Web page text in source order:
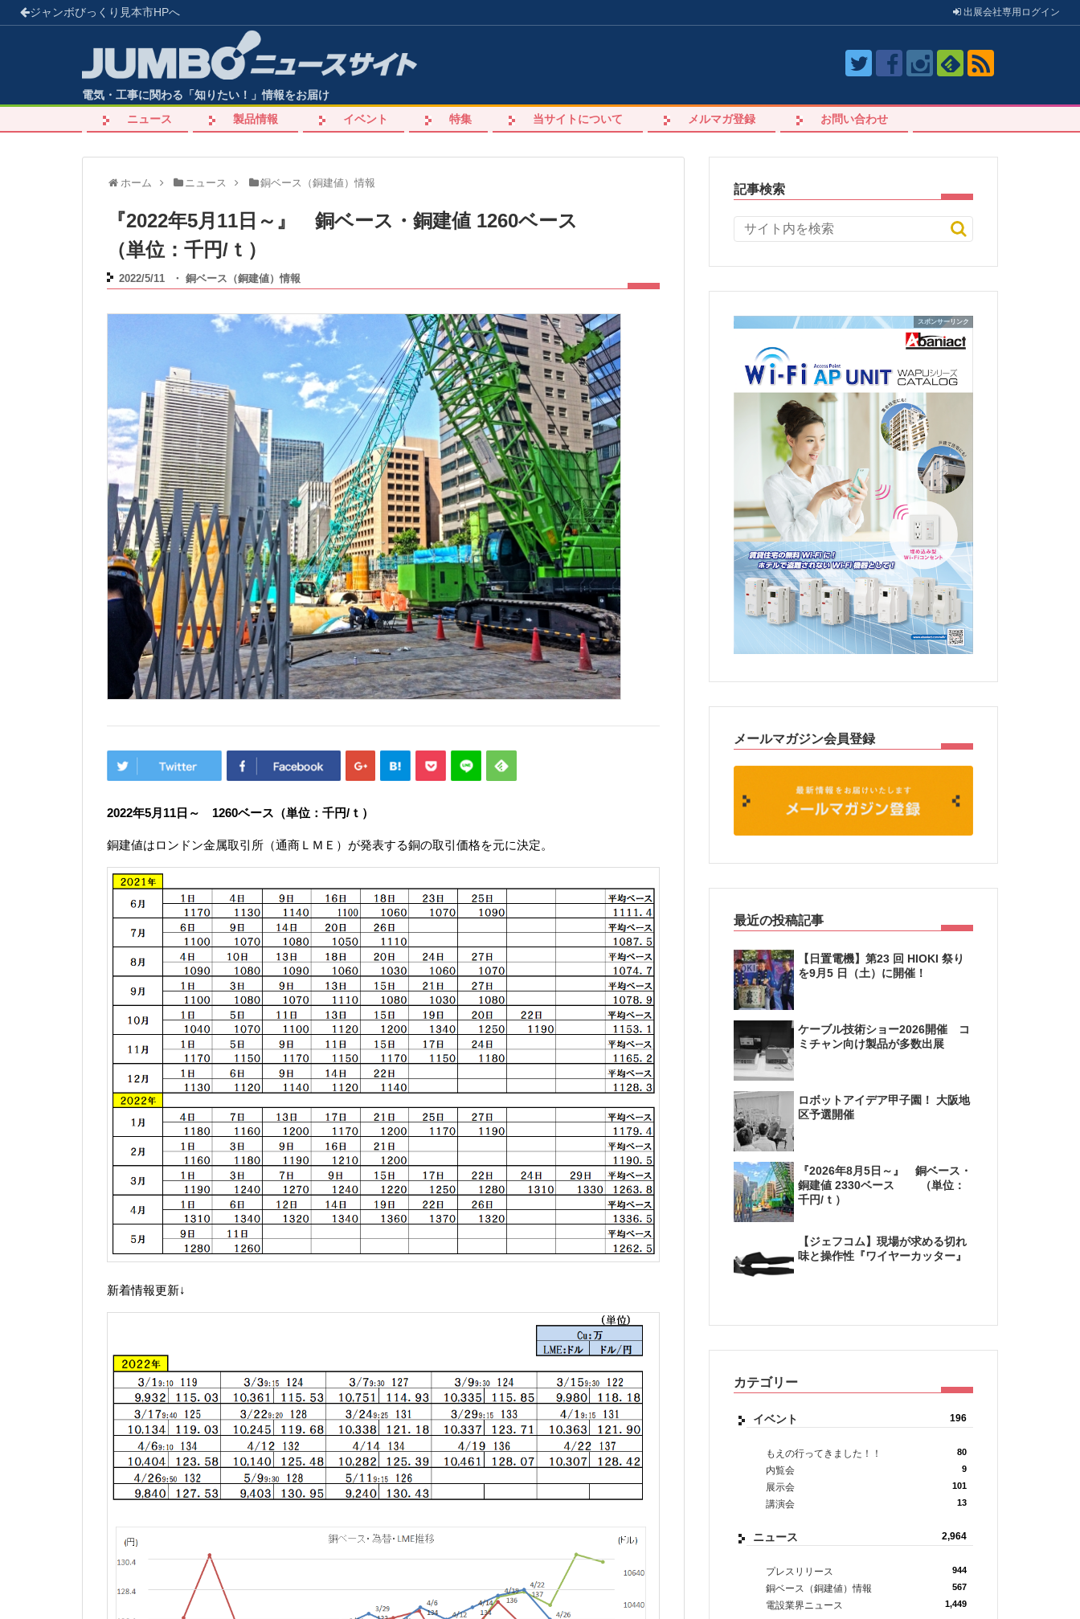
ジャンボびっくり見本市HPへ 出展会社専用 ログイン
電気・工事に関わる「知りたい！」情報をお届け
ニュース
製品情報 イベント 特集 当サイトについて メルマガ登録 お問い合わせ
ホーム ニュース 銅ベース（銅建値）情報
『2022年5月11日～』 銅ベース・銅建値 1260ベース
（単位：千円/ｔ）
2022/5/11 ・ 銅ベース（銅建値）情報
2022年5月11 日 ～ 1260ベース（単位：千円/ｔ）
銅建値はロンドン金属取引所（通商ＬＭＥ）が発表する銅の取引価格を元に決定。
新着情報更新↓
記事検索
メールマガジン会員登録
最近の投稿記事
【日置電機】第23 回 HIOKI 祭り
を9月5 日（土）に開催！
ケーブル技術ショー2026開催 コ
ミチャン向け製品が多数出展
ロボットアイデア甲子園！ 大阪地
区予選開催
『2026年8月5日～』 銅ベース・
銅建値 2330ベース （単位：
千円/ｔ）
【ジェフコム】現場が求める切れ
味と操作性『ワイヤーカッター』
カテゴリー
イベント 196
もえの行ってきました！！ 80
内覧会 9
展示会 101
講演会 13
ニュース 2,964
プレスリリース 944
銅ベース（銅建値）情報 567
電設業界ニュース 1,449